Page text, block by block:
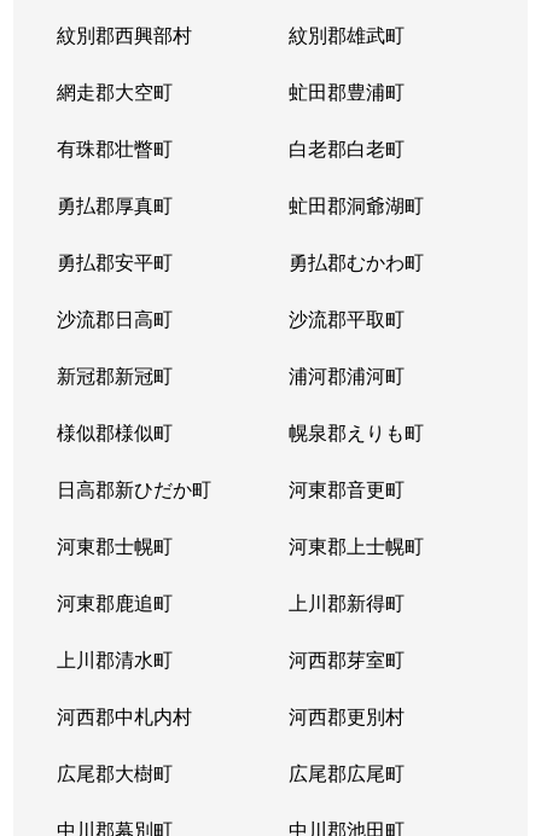
紋別郡西興部村 紋別郡雄武町
網走郡大空町 虻田郡豊浦町
有珠郡壮瞥町 白老郡白老町
勇払郡厚真町 虻田郡洞爺湖町
勇払郡安平町 勇払郡むかわ町
沙流郡日高町 沙流郡平取町
新冠郡新冠町 浦河郡浦河町
様似郡様似町 幌泉郡えりも町
日高郡新ひだか町 河東郡音更町
河東郡士幌町 河東郡上士幌町
河東郡鹿追町 上川郡新得町
上川郡清水町 河西郡芽室町
河西郡中札内村 河西郡更別村
広尾郡大樹町 広尾郡広尾町
中川郡幕別町 中川郡池田町